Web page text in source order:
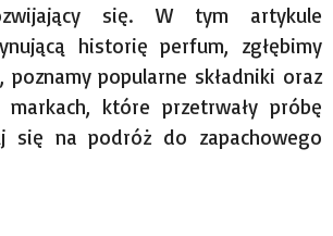
się. W tym artykule
historię perfum, zgłębimy
popularne składniki oraz
które przetrwały próbę
się na podróż do zapachowego